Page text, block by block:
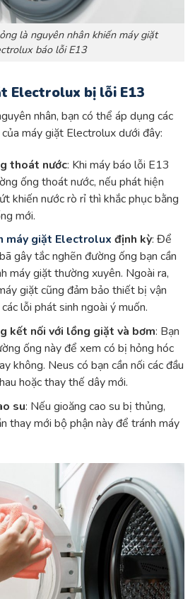
là nguyên nhân khiến máy giặt
báo lỗi E13
Electrolux bị lỗi E13
nhân, bạn có thể áp dụng các
máy giặt Electrolux dưới đây:
thoát nước: Khi máy báo lỗi E13
ống thoát nước, nếu phát hiện
khiến nước rò rỉ thì khắc phục bằng
mới.
máy giặt Electrolux định kỳ: Để
gây tắc nghẽn đường ống bạn cần
máy giặt thường xuyên. Ngoài ra,
giặt cũng đảm bảo thiết bị vận
lỗi phát sinh ngoài ý muốn.
kết nối với lồng giặt và bơm: Bạn
ống này để xem có bị hỏng hóc
không. Neus có bạn cần nối các đầu
hoặc thay thế dây mới.
su: Nếu gioăng cao su bị thủng,
thay mới bộ phận này để tránh máy